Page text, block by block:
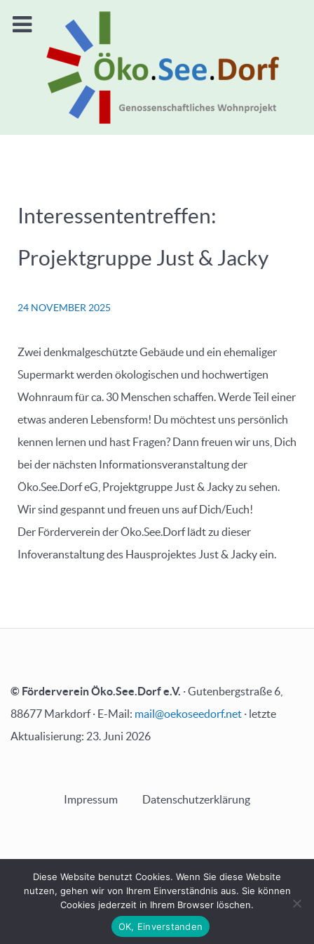
Interessententreffen:
Projektgruppe Just & Jacky
24 NOVEMBER 2025
Zwei denkmalgeschützte Gebäude und ein ehemaliger
Supermarkt werden ökologischen und hochwertigen
Wohnraum für ca. 30 Menschen schaffen. Werde Teil einer
etwas anderen Lebensform! Du möchtest uns persönlich
kennen lernen und hast Fragen? Dann freuen wir uns, Dich
bei der nächsten Informationsveranstaltung der
Öko.See.Dorf eG, Projektgruppe Just & Jacky zu sehen.
Wir sind gespannt und freuen uns auf Dich/Euch!
Der Förderverein der Öko.See.Dorf lädt zu dieser
Infoveranstaltung des Hausprojektes Just & Jacky ein.
© Förderverein Öko.See.Dorf e.V. · Gutenbergstraße 6,
88677 Markdorf · E-Mail: mail@oekoseedorf.net · letzte
Aktualisierung: 23. Juni 2026
Impressum Datenschutzerklärung
NACH OBEN
Diese Website benutzt Cookies. Wenn Sie diese Website
nutzen, gehen wir von Ihrem Einverständnis aus. Sie können
Cookies jederzeit in Ihrem Browser löschen.
OK, Einverstanden